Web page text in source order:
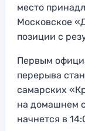
место
Московское
позиции с
Первым
перерыва
самарских
на домашнем
начнется в